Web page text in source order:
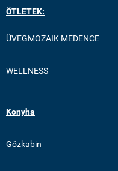
ÖTLETEK:
ÜVEGMOZAIK MEDENCE
WELLNESS
Konyha
Gőzkabin